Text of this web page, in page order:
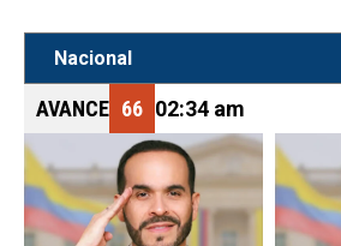
AVANCE 66 02:34 am